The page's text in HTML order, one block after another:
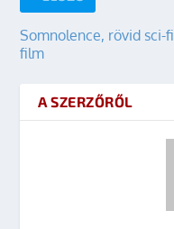
Somnolence, rövid sci-fi
film
A SZERZŐRŐL